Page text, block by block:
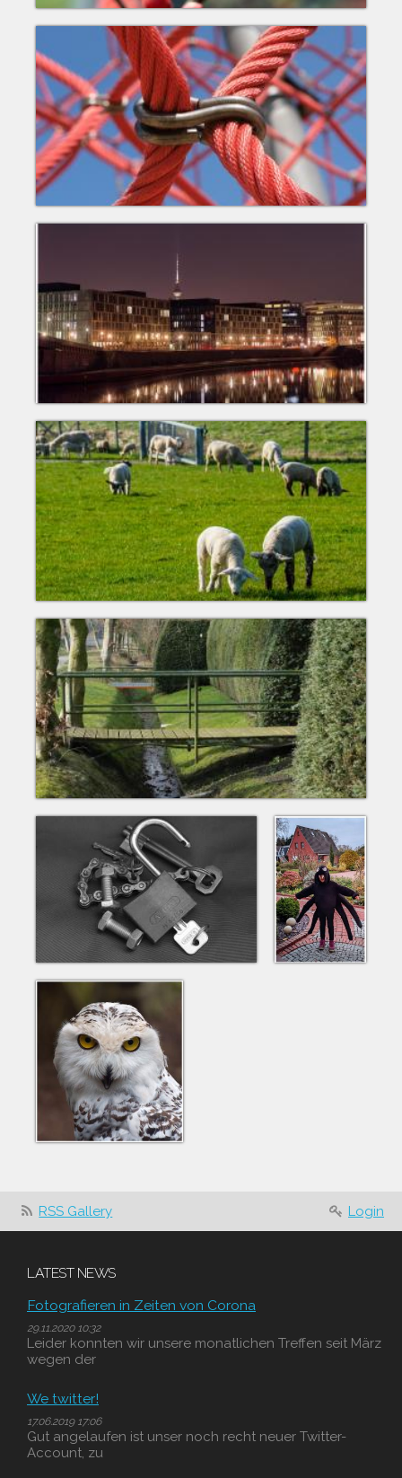
Login
RSS Gallery
LATEST NEWS
Fotografieren in Zeiten von Corona
29.11.2020 10:32
Leider konnten wir unsere monatlichen Treffen seit März
wegen der
We twitter!
17.06.2019 17:06
Gut angelaufen ist unser noch recht neuer Twitter-
Account, zu